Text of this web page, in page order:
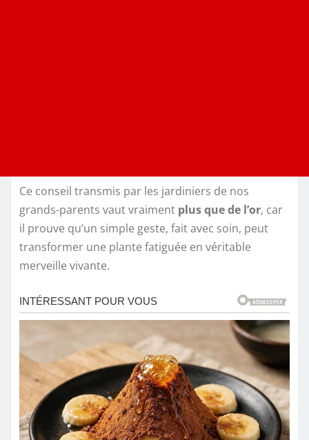
Ce conseil transmis par les jardiniers de nos
grands-parents vaut vraiment plus que de l’or, car
il prouve qu’un simple geste, fait avec soin, peut
transformer une plante fatiguée en véritable
merveille vivante.